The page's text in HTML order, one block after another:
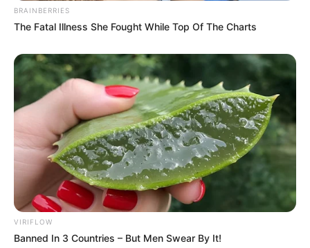
BRAINBERRIES
The Fatal Illness She Fought While Top Of The Charts
VIRIFLOW
Banned In 3 Countries – But Men Swear By It!